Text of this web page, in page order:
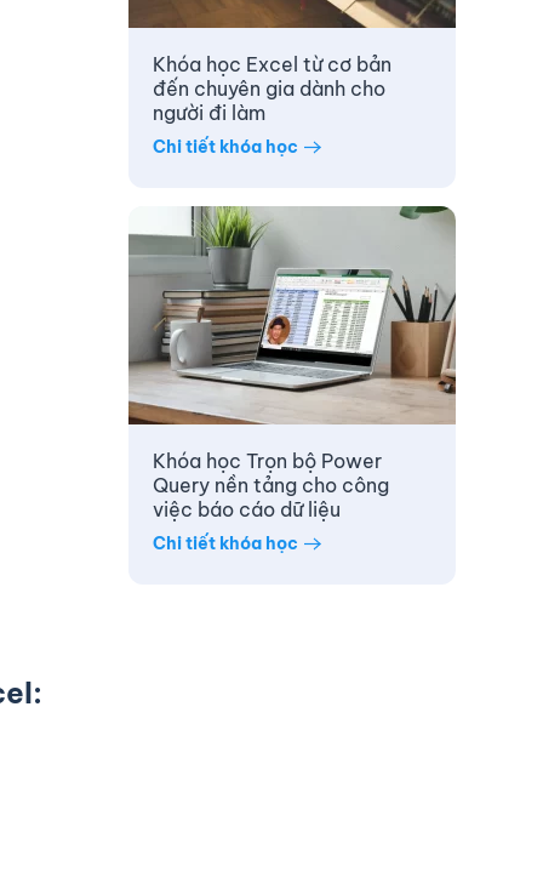
Khóa học Excel từ cơ bản
đến chuyên gia dành cho
người đi làm
Chi tiết khóa học
Khóa học Trọn bộ Power
Query nền tảng cho công
việc báo cáo dữ liệu
Chi tiết khóa học